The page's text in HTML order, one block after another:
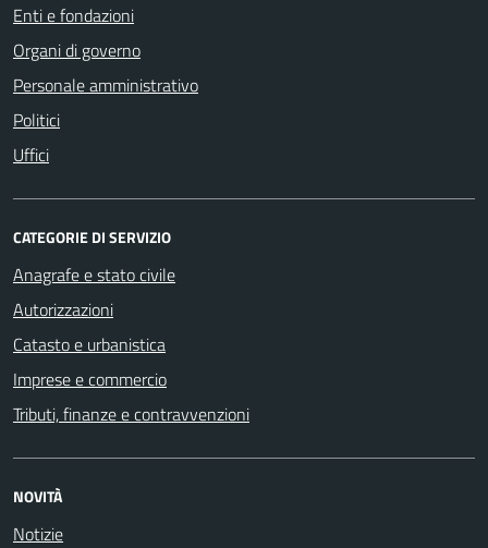
Enti e fondazioni
Organi di governo
Personale amministrativo
Politici
Uffici
CATEGORIE DI SERVIZIO
Anagrafe e stato civile
Autorizzazioni
Catasto e urbanistica
Imprese e commercio
Tributi, finanze e contravvenzioni
NOVITÀ
Notizie